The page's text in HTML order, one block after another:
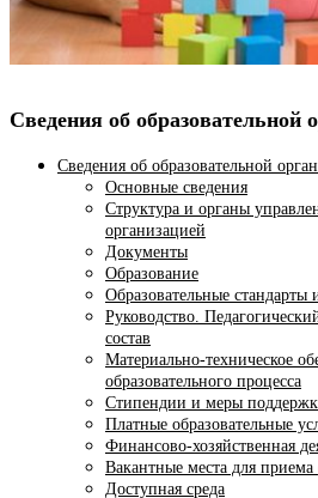
Сведения об образовательной
Сведения об образовательной
Основные сведения
Структура и органы
организацией
Документы
Образование
Образовательные стандарты
Руководство.
состав
Материально-техническое
образовательного процесса
Стипендии и меры
Платные образовательные
Финансово-хозяйственная
Вакантные места для
Доступная среда